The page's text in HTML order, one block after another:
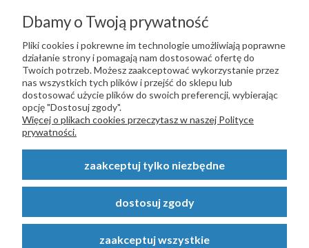
Informacje
PŁATNOŚCI OBSŁUGUJE:
Copyright © 2023STALSKLEP.PL- Akcesoria do bram i ogrodzeń -
STALSKLEP ul. Feliksa Wrobela 4a, 30-798 Kraków. Wszystkie prawa
Dbamy o Twoją prywatność
Pliki cookies i pokrewne im technologie umożliwiają poprawne
działanie strony i pomagają nam dostosować ofertę do
Twoich potrzeb. Możesz zaakceptować wykorzystanie przez
nas wszystkich tych plików i przejść do sklepu lub
dostosować użycie plików do swoich preferencji, wybierając
opcję "Dostosuj zgody".
Więcej o plikach cookies przeczytasz w naszej Polityce
prywatności.
zaakceptuj tylko niezbędne
dostosuj zgody
zaakceptuj wszystkie